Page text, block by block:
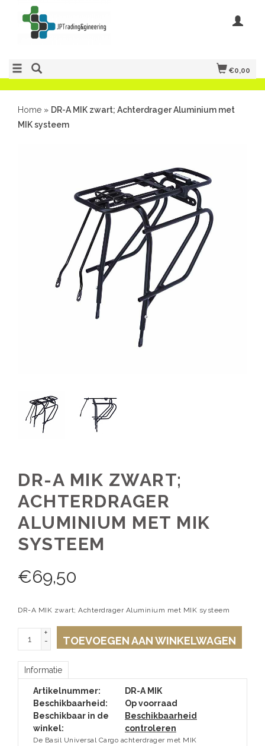
€0,00
Home » DR-A MIK zwart; Achterdrager Aluminium met
MIK systeem
DR-A MIK ZWART;
ACHTERDRAGER
ALUMINIUM MET MIK
SYSTEEM
€69,50
DR-A MIK zwart; Achterdrager Aluminium met MIK systeem
+
-
TOEVOEGEN AAN WINKELWAGEN
Informatie
Artikelnummer:
DR-A MIK
Beschikbaarheid:
Op voorraad
Beschikbaar in de
winkel:
Beschikbaarheid
controleren
De Basil Universal Cargo achterdrager met MIK